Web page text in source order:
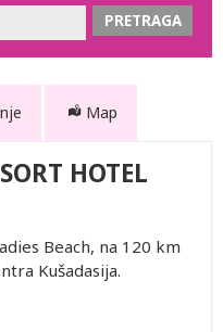
Map
HOTEL
Beach, na 120 km
Kušadasija.